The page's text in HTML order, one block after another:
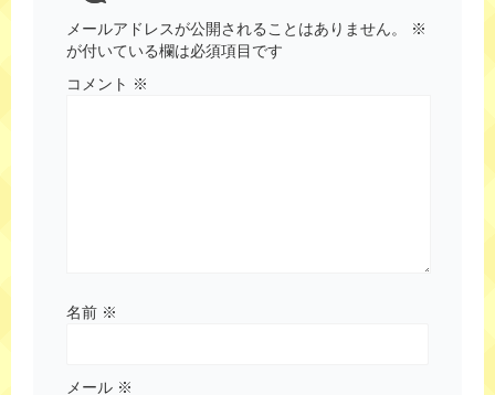
メールアドレスが公開されることはありません。
※
が付いている欄は必須項目です
コメント ※
名前 ※
メール ※